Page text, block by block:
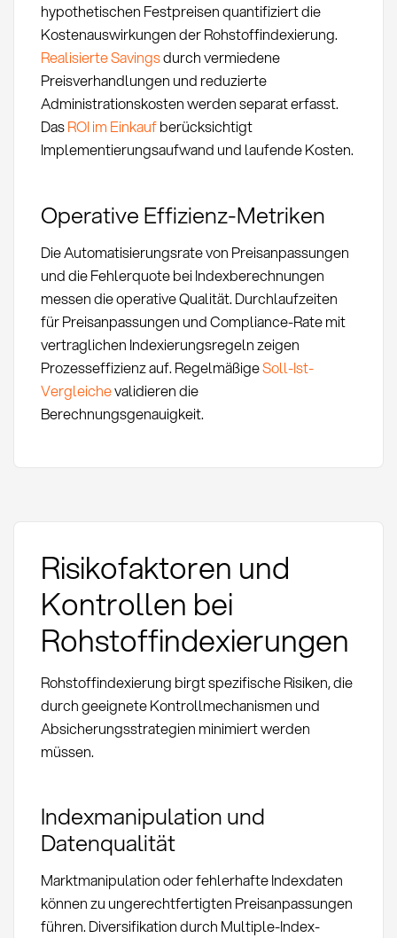
hypothetischen Festpreisen quantifiziert die
Kostenauswirkungen der Rohstoffindexierung.
Realisierte Savingsdurch vermiedene
Preisverhandlungen und reduzierte
Administrationskosten werden separat erfasst.
DasROI im Einkaufberücksichtigt
Implementierungsaufwand und laufende Kosten.
Operative Effizienz-Metriken
Die Automatisierungsrate von Preisanpassungen
und die Fehlerquote bei Indexberechnungen
messen die operative Qualität. Durchlaufzeiten
für Preisanpassungen und Compliance-Rate mit
vertraglichen Indexierungsregeln zeigen
Prozesseffizienz auf. RegelmäßigeSoll-Ist-
Vergleichevalidieren die
Berechnungsgenauigkeit.
Risikofaktoren und
Kontrollen bei
Rohstoffindexierungen
Rohstoffindexierung birgt spezifische Risiken, die
durch geeignete Kontrollmechanismen und
Absicherungsstrategien minimiert werden
müssen.
Indexmanipulation und
Datenqualität
Marktmanipulation oder fehlerhafte Indexdaten
können zu ungerechtfertigten Preisanpassungen
führen. Diversifikation durch Multiple-Index-